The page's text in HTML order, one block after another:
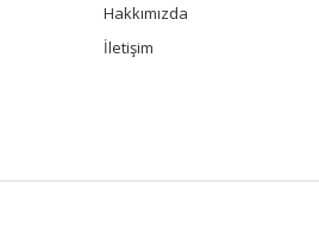
Hakkımızda
İletişim